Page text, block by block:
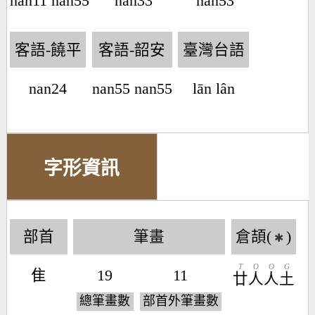
客語-饒平
nan24
客語-韶安
nan55 nan55
臺灣台語
lān lân
字形資訊
部首
隹
筆畫
19
總筆畫數
11
部首外筆畫數
倉頡( ✱ )
廿
T
人
O
人
O
土
G